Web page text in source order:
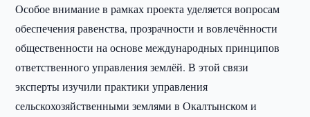
Особое внимание в рамках проекта уделяется вопросам
обеспечения равенства, прозрачности и вовлечённости
общественности на основе международных принципов
ответственного управления землёй. В этой связи
эксперты изучили практики управления
сельскохозяйственными землями в Окалтынском и